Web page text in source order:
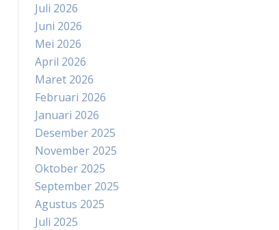
Juli 2026
Juni 2026
Mei 2026
April 2026
Maret 2026
Februari 2026
Januari 2026
Desember 2025
November 2025
Oktober 2025
September 2025
Agustus 2025
Juli 2025